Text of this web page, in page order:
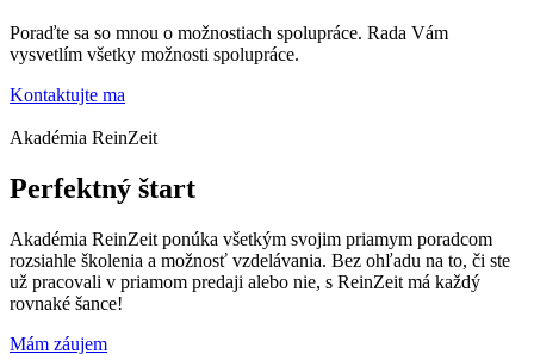
Poraďte sa so mnou o možnostiach spolupráce. Rada Vám
vysvetlím všetky možnosti spolupráce.
Kontaktujte ma
Akadémia ReinZeit
Perfektný štart
Akadémia ReinZeit ponúka všetkým svojim priamym poradcom
rozsiahle školenia a možnosť vzdelávania. Bez ohľadu na to, či ste
už pracovali v priamom predaji alebo nie, s ReinZeit má každý
rovnaké šance!
Mám záujem